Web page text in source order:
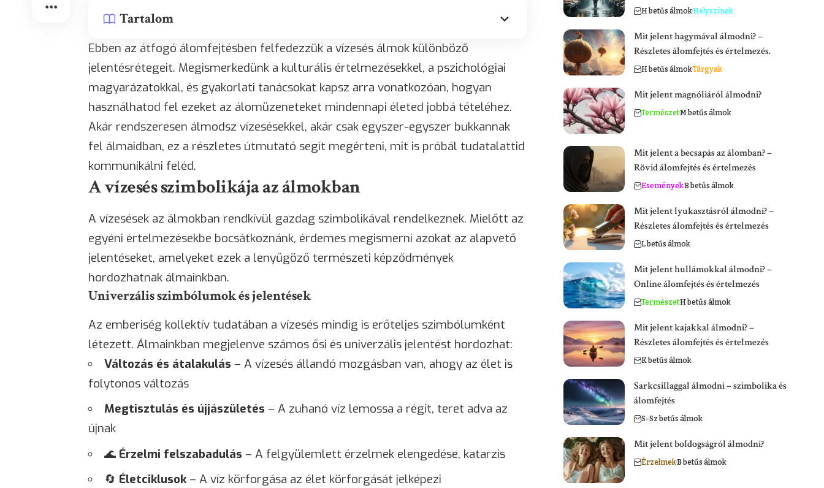
Tartalom
Ebben az átfogó álomfejtésben felfedezzük a vízesés álmok különböző
jelentésrétegeit. Megismerkedünk a kulturális értelmezésekkel, a pszichológiai
magyarázatokkal, és gyakorlati tanácsokat kapsz arra vonatkozóan, hogyan
használhatod fel ezeket az álomüzeneteket mindennapi életed jobbá tételéhez.
Akár rendszeresen álmodsz vízesésekkel, akár csak egyszer-egyszer bukkannak
fel álmaidban, ez a részletes útmutató segít megérteni, mit is próbál tudatalattid
kommunikálni feléd.
A vízesés szimbolikája az álmokban
A vízesések az álmokban rendkívül gazdag szimbolikával rendelkeznek. Mielőtt az
egyéni értelmezésekbe bocsátkoznánk, érdemes megismerni azokat az alapvető
jelentéseket, amelyeket ezek a lenyűgöző természeti képződmények
hordozhatnak álmainkban.
Univerzális szimbólumok és jelentések
Az emberiség kollektív tudatában a vízesés mindig is erőteljes szimbólumként
létezett. Álmainkban megjelenve számos ősi és univerzális jelentést hordozhat:
Változás és átalakulás – A vízesés állandó mozgásban van, ahogy az élet is
folytonos változás
Megtisztulás és újjászületés – A zuhanó víz lemossa a régit, teret adva az
újnak
🌊 Érzelmi felszabadulás – A felgyülemlett érzelmek elengedése, katarzis
🔄 Életciklusok– A víz körforgása az élet körforgását jelképezi
H betűs álmokHelyszínek
Mit jelent hagymával álmodni? –
Részletes álomfejtés és értelmezés.
H betűs álmokTárgyak
Mit jelent magnóliáról álmodni?
TermészetM betűs álmok
Mit jelent a becsapás az álomban? –
Rövid álomfejtés és értelmezés
EseményekB betűs álmok
Mit jelent lyukasztásról álmodni? –
Részletes álomfejtés és értelmezés
L betűs álmok
Mit jelent hullámokkal álmodni? –
Online álomfejtés és értelmezés
TermészetH betűs álmok
Mit jelent kajakkal álmodni? –
Részletes álomfejtés és értelmezés
K betűs álmok
Sarkcsillaggal álmodni – szimbolika és
álomfejtés
S-Sz betűs álmok
Mit jelent boldogságról álmodni?
ÉrzelmekB betűs álmok